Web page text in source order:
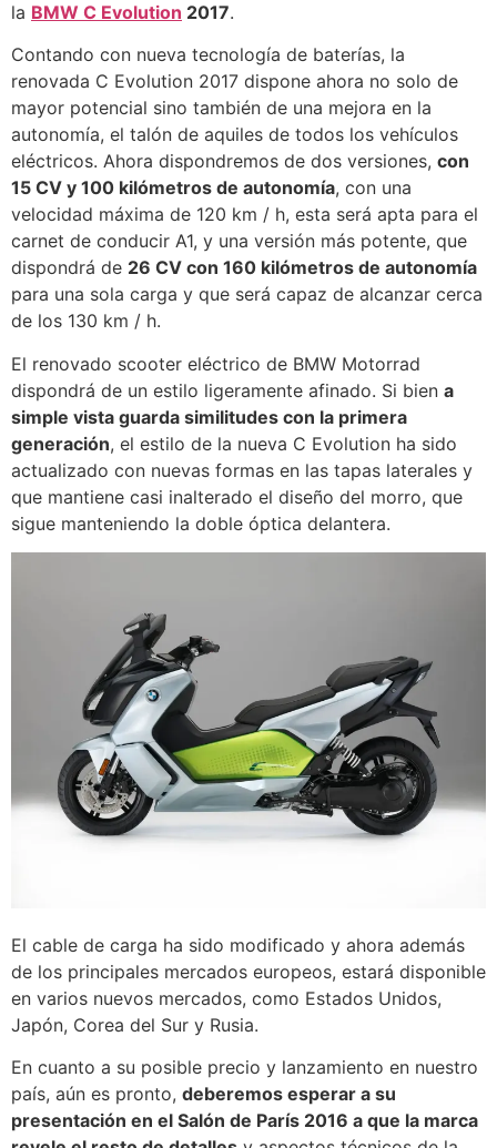
la BMW C Evolution 2017.
Contando con nueva tecnología de baterías, la
renovada C Evolution 2017 dispone ahora no solo de
mayor potencial sino también de una mejora en la
autonomía, el talón de aquiles de todos los vehículos
eléctricos. Ahora dispondremos de dos versiones, con
15 CV y 100 kilómetros de autonomía, con una
velocidad máxima de 120 km / h, esta será apta para el
carnet de conducir A1, y una versión más potente, que
dispondrá de 26 CV con 160 kilómetros de autonomía
para una sola carga y que será capaz de alcanzar cerca
de los 130 km / h.
El renovado scooter eléctrico de BMW Motorrad
dispondrá de un estilo ligeramente afinado. Si bien a
simple vista guarda similitudes con la primera
generación, el estilo de la nueva C Evolution ha sido
actualizado con nuevas formas en las tapas laterales y
que mantiene casi inalterado el diseño del morro, que
sigue manteniendo la doble óptica delantera.
El cable de carga ha sido modificado y ahora además
de los principales mercados europeos, estará disponible
en varios nuevos mercados, como Estados Unidos,
Japón, Corea del Sur y Rusia.
En cuanto a su posible precio y lanzamiento en nuestro
país, aún es pronto, deberemos esperar a su
presentación en el Salón de París 2016 a que la marca